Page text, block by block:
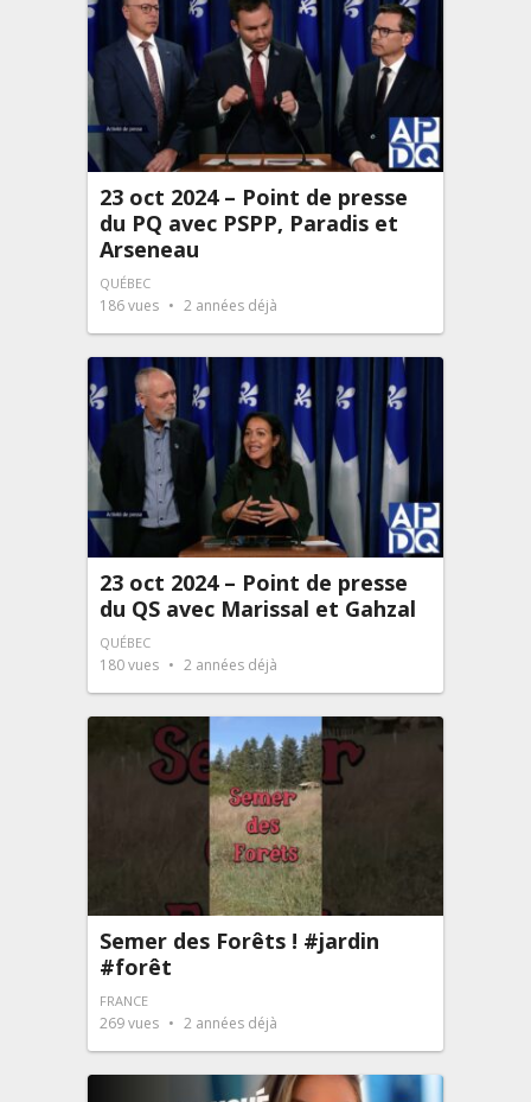
23 oct 2024 – Point de presse
du PQ avec PSPP, Paradis et
Arseneau
QUÉBEC
186vues 2 années déjà
23 oct 2024 – Point de presse
du QS avec Marissal et Gahzal
QUÉBEC
180vues 2 années déjà
Semer des Forêts ! #jardin
#forêt
FRANCE
269vues 2 années déjà